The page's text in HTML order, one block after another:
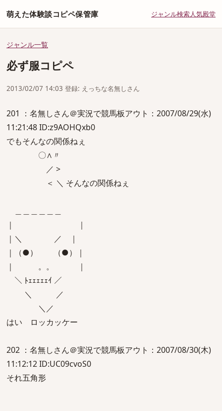
萌えた体験談コピペ保管庫 ジャンル検索人気殿堂
ジャンル一覧
必ず服コピペ
2013/02/07 14:03 登録: えっちな名無しさん
201 ：名無しさん＠実況で競馬板アウト：2007/08/29(水)
11:21:48 ID:z9AOHQxb0
でもそんなの関係ねぇ
〇∧〃
／ >
＜ ＼ そんなの関係ねぇ
｜ ｜
｜＼ ／ ｜
｜（●） （●）｜
｜ 。。 ｜
＼ ﾄｪｪｪｪｪｲ ／
＼ ／
＼／
はい ロッカッケー
202 ：名無しさん＠実況で競馬板アウト：2007/08/30(木)
11:12:12 ID:UC09cvoS0
それ五角形